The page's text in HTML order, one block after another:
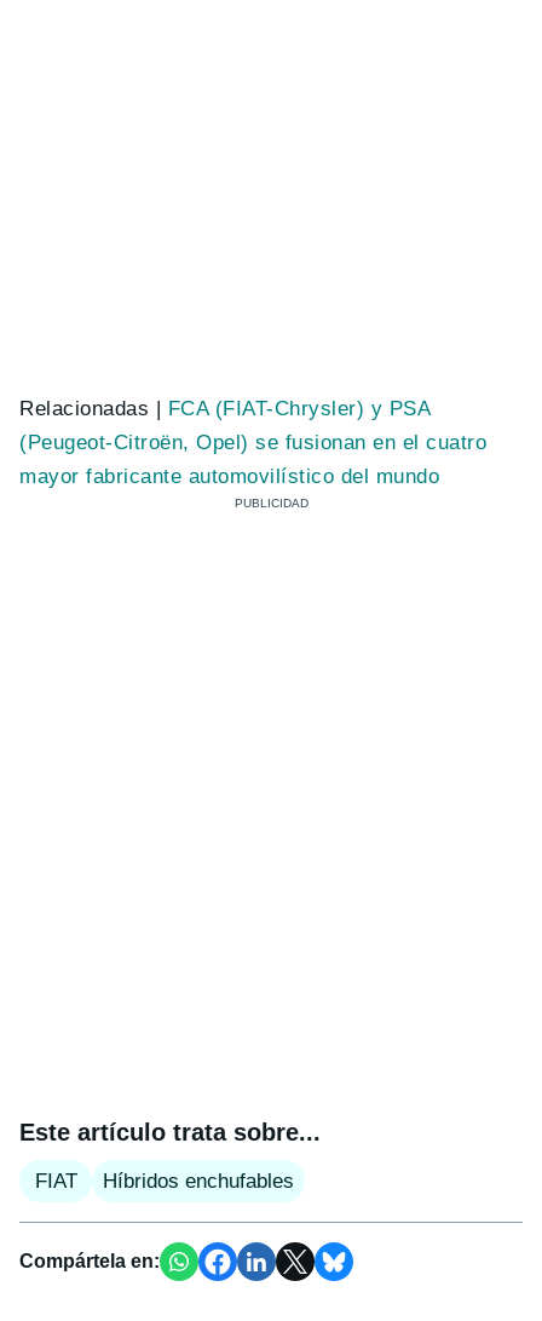
Relacionadas | FCA (FIAT-Chrysler) y PSA
(Peugeot-Citroën, Opel) se fusionan en el cuatro
mayor fabricante automovilístico del mundo
Este artículo trata sobre...
FIAT Híbridos enchufables
Compártela en: